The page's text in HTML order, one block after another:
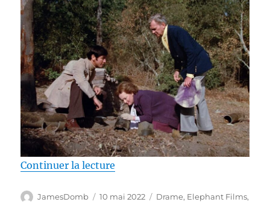
Continuer la lecture
Auteur
JamesDomb
Publié
10 mai 2022 Catégories
Drame, Elephant Films,